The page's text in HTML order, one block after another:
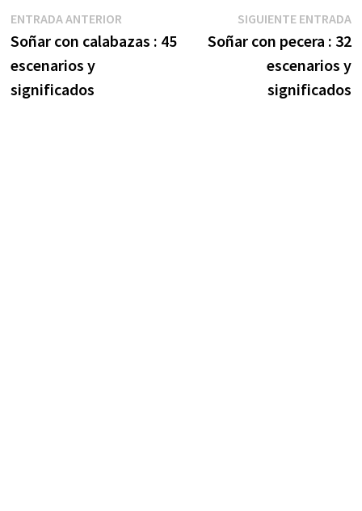
Navegación
de
entradas
ENTRADA ANTERIOREntrada
anterior:
Soñar con calabazas : 45
escenarios y
significados
SIGUIENTE ENTRADA
Soñar con pecera : 32
escenarios y
significados